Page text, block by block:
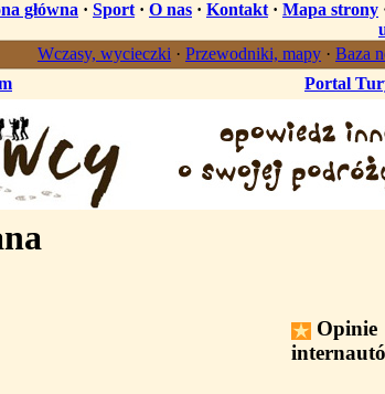
główna · Sport · O nas · Kontakt · Mapa strony
Wczasy, wycieczki · Przewodniki, mapy · Baza
Portal
Opinie